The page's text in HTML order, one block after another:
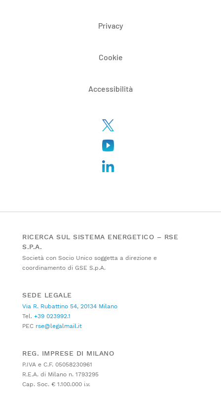
Privacy
Cookie
Accessibilità
RICERCA SUL SISTEMA ENERGETICO – RSE
S.P.A.
Società con Socio Unico soggetta a direzione e
coordinamento di GSE S.p.A.
SEDE LEGALE
Via R. Rubattino 54, 20134 Milano
Tel. +39 023992.1
PEC rse@legalmail.it
REG. IMPRESE DI MILANO
P.IVA e C.F. 05058230961
R.E.A. di Milano n. 1793295
Cap. Soc. € 1.100.000 i.v.